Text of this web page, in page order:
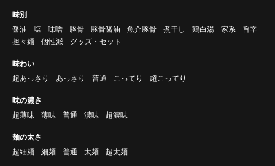
味別
醤油
塩 味噌 豚骨 豚骨醤油 魚介豚骨 煮干し 鶏白湯 家系
旨辛
担々麺
個性派 グッズ・セット
味わい
超あっさり
あっさり 普通 こってり 超こってり
味の濃さ
超薄味
薄味 普通 濃味 超濃味
麺の太さ
超細麺
細麺 普通 太麺 超太麺